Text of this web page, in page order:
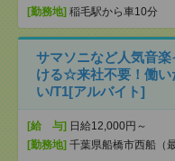
[勤務地] 稲毛駅から車10分
サマソニなど人気音
ける☆来社不要！働い
い/T1[アルバイト]
[給 与] 日給12,000円～
[勤務地] 千葉県船橋市西船（